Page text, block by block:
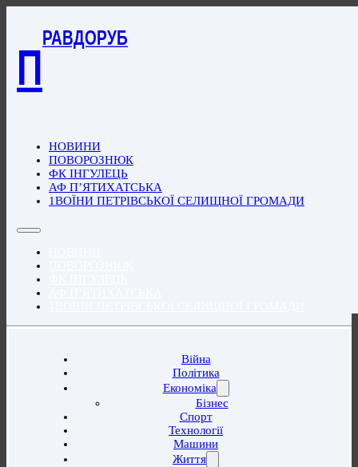
П
РАВДОРУБ
НОВИНИ
ПОВОРОЗНЮК
ФК ІНГУЛЕЦЬ
АФ П’ЯТИХАТСЬКА
1ВОЇНИ ПЕТРІВСЬКОЇ СЕЛИЩНОЇ ГРОМАДИ
Війна
Політика
Економіка
Бізнес
Спорт
Технології
Машини
Життя